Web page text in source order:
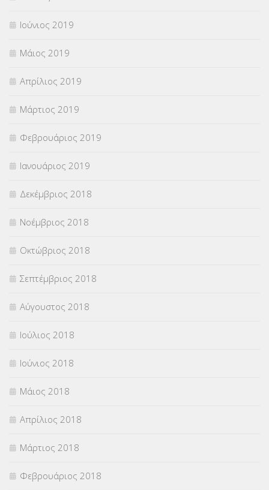
Ιούνιος 2019
Μάιος 2019
Απρίλιος 2019
Μάρτιος 2019
Φεβρουάριος 2019
Ιανουάριος 2019
Δεκέμβριος 2018
Νοέμβριος 2018
Οκτώβριος 2018
Σεπτέμβριος 2018
Αύγουστος 2018
Ιούλιος 2018
Ιούνιος 2018
Μάιος 2018
Απρίλιος 2018
Μάρτιος 2018
Φεβρουάριος 2018